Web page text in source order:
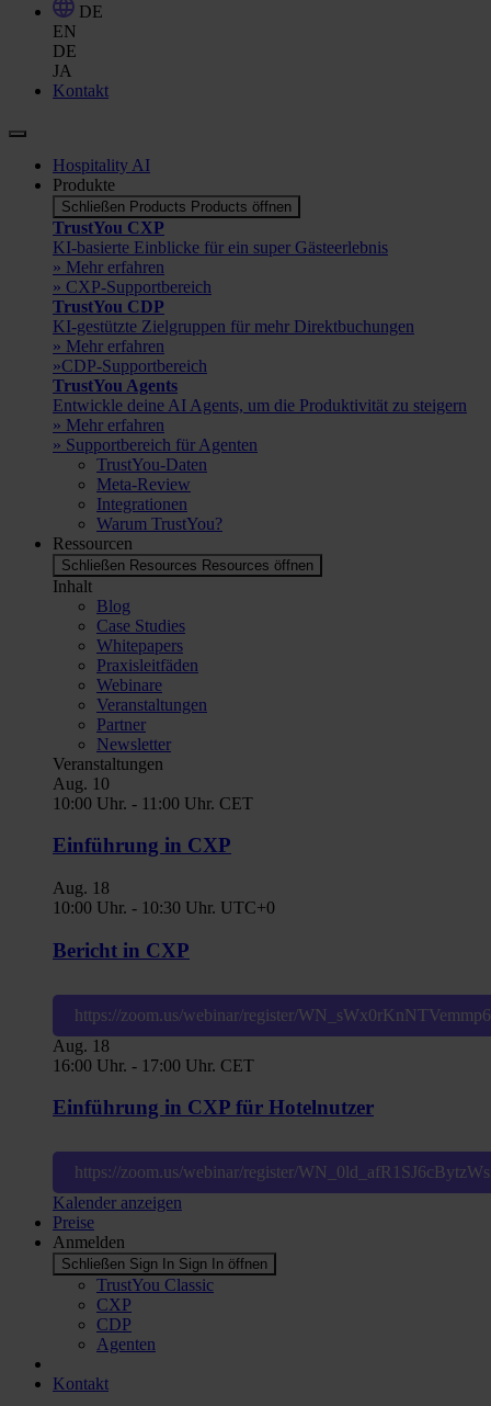
DE
EN
DE
JA
Kontakt
Hospitality AI
Produkte
Schließen Products Products öffnen
TrustYou CXP
KI-basierte Einblicke für ein super Gästeerlebnis
» Mehr erfahren
» CXP-Supportbereich
TrustYou CDP
KI-gestützte Zielgruppen für mehr Direktbuchungen
» Mehr erfahren
»CDP-Supportbereich
TrustYou Agents
Entwickle deine AI Agents, um die Produktivität zu steigern
» Mehr erfahren
» Supportbereich für Agenten
TrustYou-Daten
Meta-Review
Integrationen
Warum TrustYou?
Ressourcen
Schließen Resources Resources öffnen
Inhalt
Blog
Case Studies
Whitepapers
Praxisleitfäden
Webinare
Veranstaltungen
Partner
Newsletter
Veranstaltungen
Aug. 10
10:00 Uhr. - 11:00 Uhr. CET
Einführung in CXP
Aug. 18
10:00 Uhr. - 10:30 Uhr. UTC+0
Bericht in CXP
https://zoom.us/webinar/register/
Aug. 18
16:00 Uhr. - 17:00 Uhr. CET
Einführung in CXP für Hotelnutzer
https://zoom.us/webinar/register/
Kalender anzeigen
Preise
Anmelden
Schließen Sign In Sign In öffnen
TrustYou Classic
CXP
CDP
Agenten
Kontakt